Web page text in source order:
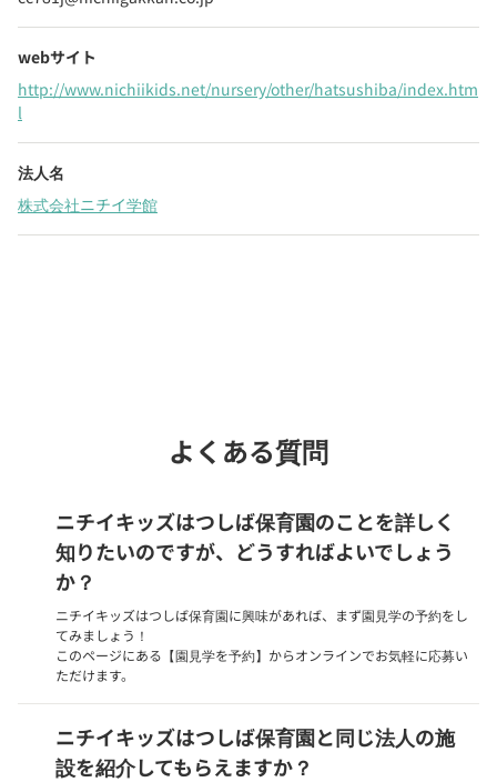
webサイト
http://www.nichiikids.net/nursery/other/hatsushiba/index.htm
l
法人名
株式会社ニチイ学館
よくある質問
ニチイキッズはつしば保育園のことを詳しく
知りたいのですが、どうすればよいでしょう
か？
ニチイキッズはつしば保育園に興味があれば、まず園見学の予約をし
てみましょう！
このページにある【園見学を予約】からオンラインでお気軽に応募い
ただけます。
ニチイキッズはつしば保育園と同じ法人の施
設を紹介してもらえますか？